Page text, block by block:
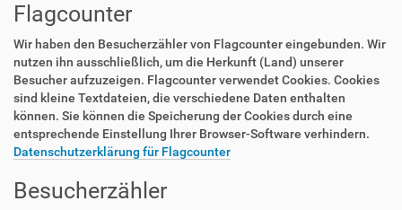
Flagcounter
Wir haben den Besucherzähler von Flagcounter eingebunden. Wir
nutzen ihn ausschließlich, um die Herkunft (Land) unserer
Besucher aufzuzeigen. Flagcounter verwendet Cookies. Cookies
sind kleine Textdateien, die verschiedene Daten enthalten
können. Sie können die Speicherung der Cookies durch eine
entsprechende Einstellung Ihrer Browser-Software verhindern.
Datenschutzerklärung für Flagcounter
Besucherzähler